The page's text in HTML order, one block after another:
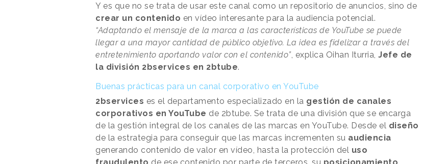
Y es que no se trata de usar este canal como un repositorio de anuncios, sino de
crear un contenido en vídeo interesante para la audiencia potencial.
“Adaptando el mensaje de la marca a las características de YouTube se puede
llegar a una mayor cantidad de público objetivo. La idea es fidelizar a través del
entretenimiento aportando valor con el contenido”, explica Oihan Iturria, Jefe de
la división 2bservices en 2btube.
Buenas prácticas para un canal corporativo en YouTube
2bservices es el departamento especializado en la gestión de canales
corporativos en YouTube de 2btube. Se trata de una división que se encarga
de la gestión integral de los canales de las marcas en YouTube. Desde el diseño
de la estrategia para conseguir que las marcas incrementen su audiencia
generando contenido de valor en vídeo, hasta la protección del uso